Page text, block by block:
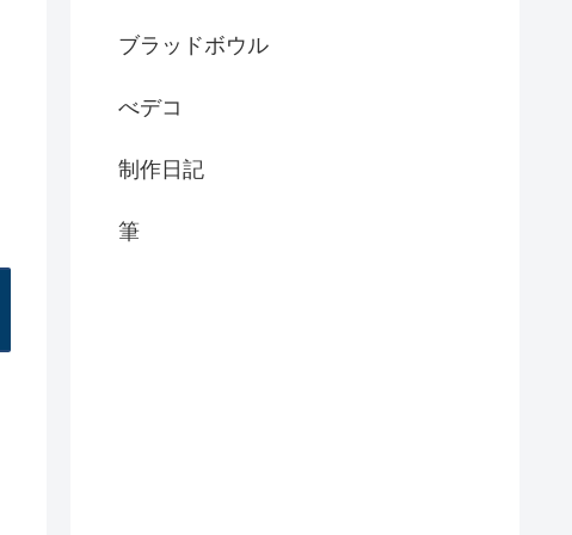
ブラッドボウル
べデコ
制作日記
筆